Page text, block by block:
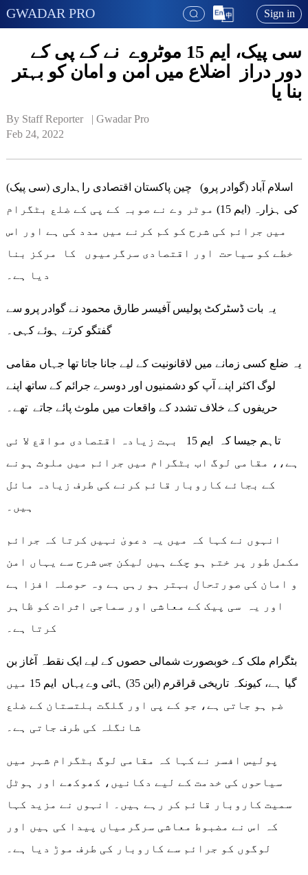
GWADAR PRO Sign in
سی پیک، ایم 15 موٹروے نے کے پی کے
دور دراز اضلاع میں امن و امان کو بہتر
بنا یا
By Staff Reporter   | Gwadar Pro
Feb 24, 2022
اسلام آباد (گوادر پرو) چین پاکستان اقتصادی راہداری (سی پیک)
کی ہزارہ (ایم 15) موٹر وے نے صوبہ کے پی کے ضلع بٹگرام
میں جرائم کی شرح کو کم کرنے میں مدد کی ہے اور اس
خطے کو سیاحت اور اقتصادی سرگرمیوں کا مرکز بنا
یہ بات ڈسٹرکٹ پولیس آفیسر طارق محمود نے گوادر پرو سے
گفتگو کرتے ہوئے کہی۔
یہ ضلع کسی زمانے میں لاقانونیت کے لیے جانا جاتا تھا جہاں مقامی
لوگ اکثر اپنے آپ کو دشمنیوں اور دوسرے جرائم کے ساتھ اپنے
حریفوں کے خلاف تشدد کے واقعات میں ملوث پائے جاتے تھے۔
تاہم جیسا کہ ایم 15 بہت زیادہ اقتصادی مواقع لا ئی
ہے،، مقامی لوگ اب بٹگرام میں جرائم میں ملوث ہونے
کے بجائے کاروبار قائم کرنے کی طرف زیادہ مائل
انہوں نے کہا کہ میں یہ دعویٰ نہیں کرتا کہ جرائم
مکمل طور پر ختم ہو چکے ہیں لیکن جس شرح سے یہاں امن
و امان کی صورتحال بہتر ہو رہی ہے وہ حوصلہ افزا ہے
اور یہ سی پیک کے معاشی اور سماجی اثرات کو ظاہر
کرتا ہے۔
بٹگرام ملک کے خوبصورت شمالی حصوں کے لیے ایک نقطہ آغاز بن
گیا ہے، کیونکہ تاریخی قراقرم (این 35) ہائی وے یہاں ایم 15 میں
ضم ہو جاتی ہے، جو کے پی اور گلگت بلتستان کے ضلع
شانگلہ کی طرف جاتی ہے۔
پولیس افسر نے کہا کہ مقامی لوگ بٹگرام شہر میں
سیاحوں کی خدمت کے لیے دکانیں، کھوکھے اور ہوٹل
سمیت کاروبار قائم کر رہے ہیں۔ انہوں نے مزید کہا
کہ اس نے مضبوط معاشی سرگرمیاں پیدا کی ہیں اور
لوگوں کو جرائم سے کاروبار کی طرف موڑ دیا ہے۔